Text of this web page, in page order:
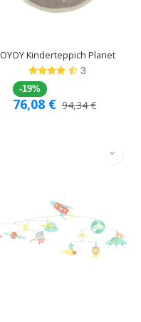
OYOY Kinderteppich Planet
3
-19%
76,08 € 94,34€